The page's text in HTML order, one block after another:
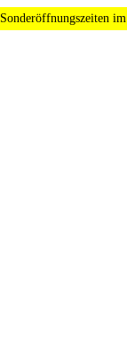
Sonderöffnungszeiten im